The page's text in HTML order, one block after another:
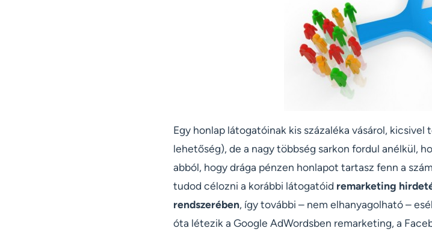
Egy honlap látogatóinak kis százaléka vásárol,
lehetőség), de a nagy többség sarkon fordul anélkül,
abból, hogy drága pénzen honlapot tartasz fenn a
tudod célozni a korábbi látogatóid remarketing
rendszerében, így további – nem elhanyagolható –
óta létezik a Google AdWordsben remarketing, a